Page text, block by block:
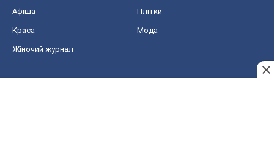
Афіша Плітки
Краса Мода
Жіночий журнал